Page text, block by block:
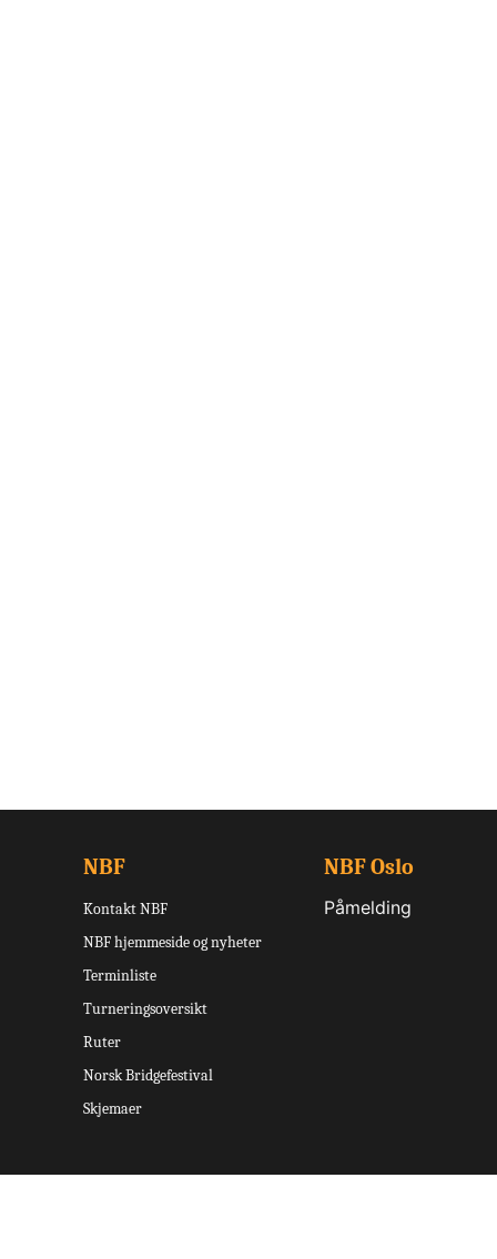
NBF
Kontakt NBF
NBF hjemmeside og nyheter
Terminliste
Turneringsoversikt
Ruter
Norsk Bridgefestival
Skjemaer
NBF Oslo
Påmelding